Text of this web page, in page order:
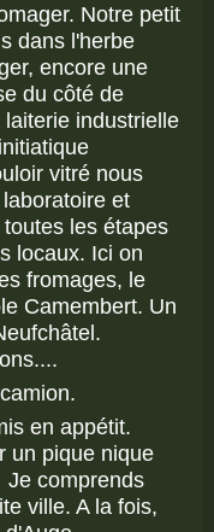
Notre petit
dans l'herbe
encore une
du côté de
industrielle
vitré nous
et
les étapes
locaux. Ici on
fromages, le
Camembert. Un
en appétit.
un pique nique
comprends
ville. A la fois,